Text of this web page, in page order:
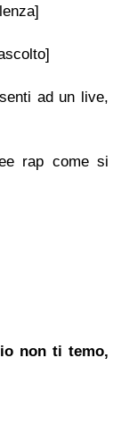
ad un live,
rap come si
non ti temo,